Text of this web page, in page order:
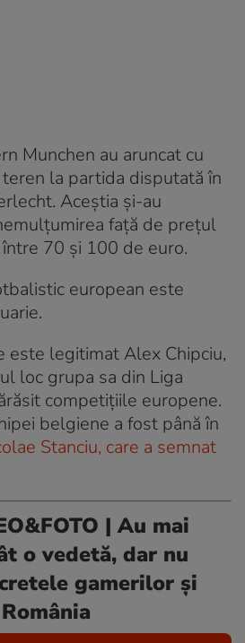
Munchen au aruncat cu
la partida disputată în
Aceștia și-au
față de preţul
70 şi 100 de euro.
european este
este legitimat Alex Chipciu,
loc grupa sa din Liga
competiţiile europene.
belgiene a fost până în
Stanciu, care a semnat
| Au mai
o vedetă, dar nu
gamerilor și